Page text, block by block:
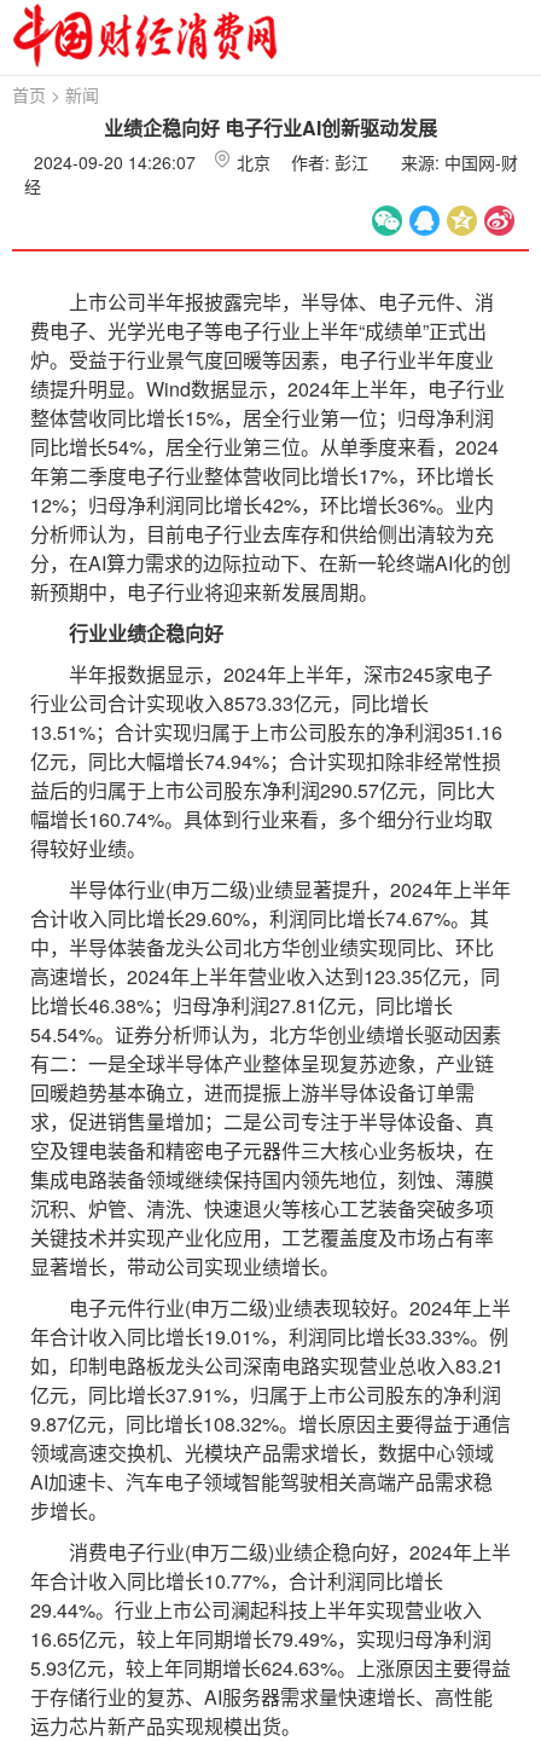
首页 > 新闻
业绩企稳向好 电子行业AI创新驱动发展
2024-09-20 14:26:07 北京 作者: 彭江
来源: 中国网-财
经
上市公司半年报披露完毕，半导体、电子元件、消
费电子、光学光电子等电子行业上半年“成绩单”正式出
炉。受益于行业景气度回暖等因素，电子行业半年度业
绩提升明显。Wind数据显示，2024年上半年，电子行业
整体营收同比增长15%，居全行业第一位；归母净利润
同比增长54%，居全行业第三位。从单季度来看，2024
年第二季度电子行业整体营收同比增长17%，环比增长
12%；归母净利润同比增长42%，环比增长36%。业内
分析师认为，目前电子行业去库存和供给侧出清较为充
分，在AI算力需求的边际拉动下、在新一轮终端AI化的创
新预期中，电子行业将迎来新发展周期。
行业业绩企稳向好
半年报数据显示，2024年上半年，深市245家电子
行业公司合计实现收入8573.33亿元，同比增长
13.51%；合计实现归属于上市公司股东的净利润351.16
亿元，同比大幅增长74.94%；合计实现扣除非经常性损
益后的归属于上市公司股东净利润290.57亿元，同比大
幅增长160.74%。具体到行业来看，多个细分行业均取
得较好业绩。
半导体行业(申万二级)业绩显著提升，2024年上半年
合计收入同比增长29.60%，利润同比增长74.67%。其
中，半导体装备龙头公司北方华创业绩实现同比、环比
高速增长，2024年上半年营业收入达到123.35亿元，同
比增长46.38%；归母净利润27.81亿元，同比增长
54.54%。证券分析师认为，北方华创业绩增长驱动因素
有二：一是全球半导体产业整体呈现复苏迹象，产业链
回暖趋势基本确立，进而提振上游半导体设备订单需
求，促进销售量增加；二是公司专注于半导体设备、真
空及锂电装备和精密电子元器件三大核心业务板块，在
集成电路装备领域继续保持国内领先地位，刻蚀、薄膜
沉积、炉管、清洗、快速退火等核心工艺装备突破多项
关键技术并实现产业化应用，工艺覆盖度及市场占有率
显著增长，带动公司实现业绩增长。
电子元件行业(申万二级)业绩表现较好。2024年上半
年合计收入同比增长19.01%，利润同比增长33.33%。例
如，印制电路板龙头公司深南电路实现营业总收入83.21
亿元，同比增长37.91%，归属于上市公司股东的净利润
9.87亿元，同比增长108.32%。增长原因主要得益于通信
领域高速交换机、光模块产品需求增长，数据中心领域
AI加速卡、汽车电子领域智能驾驶相关高端产品需求稳
步增长。
消费电子行业(申万二级)业绩企稳向好，2024年上半
年合计收入同比增长10.77%，合计利润同比增长
29.44%。行业上市公司澜起科技上半年实现营业收入
16.65亿元，较上年同期增长79.49%，实现归母净利润
5.93亿元，较上年同期增长624.63%。上涨原因主要得益
于存储行业的复苏、AI服务器需求量快速增长、高性能
运力芯片新产品实现规模出货。